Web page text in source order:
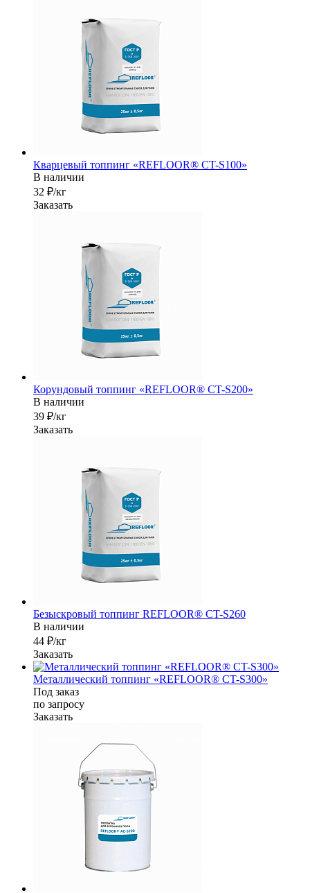
Кварцевый топпинг «REFLOOR® CT-S100»
В наличии
32 ₽/кг
Заказать
Корундовый топпинг «REFLOOR® CT-S200»
В наличии
39 ₽/кг
Заказать
Безыскровый топпинг REFLOOR® CT-S260
В наличии
44 ₽/кг
Заказать
Металлический топпинг «REFLOOR® CT-S300»
Под заказ
по запросу
Заказать